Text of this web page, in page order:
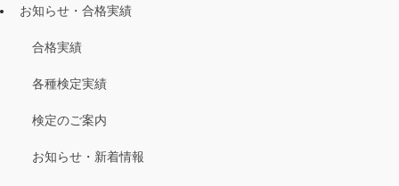
お知らせ・合格実績
合格実績
各種検定実績
検定のご案内
お知らせ・新着情報